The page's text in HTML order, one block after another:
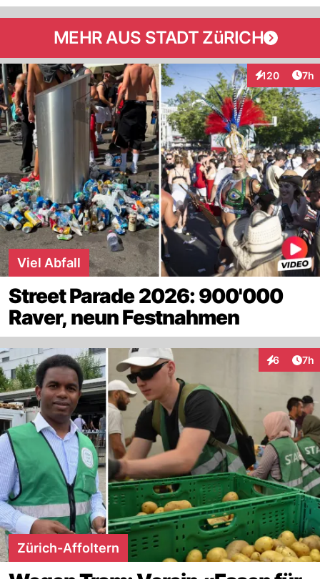
MEHR AUS STADT ZüRICH
120
Interaktionen
7h
Viel Abfall
Street Parade 2026: 900'000
Raver, neun Festnahmen
6 7h
Zürich-Affoltern